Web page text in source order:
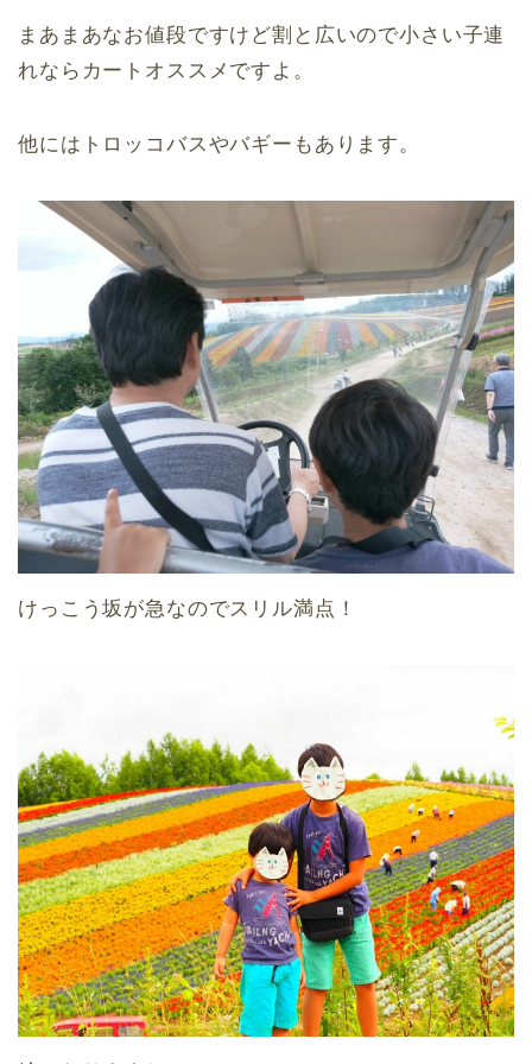
まあまあなお値段ですけど割と広いので小さい子連
れならカートオススメですよ。
他にはトロッコバスやバギーもあります。
けっこう坂が急なのでスリル満点！